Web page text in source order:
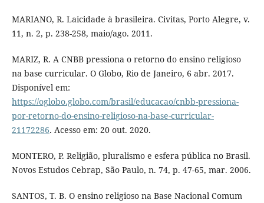
MARIANO, R. Laicidade à brasileira. Civitas, Porto Alegre, v.
11, n. 2, p. 238-258, maio/ago. 2011.
MARIZ, R. A CNBB pressiona o retorno do ensino religioso
na base curricular. O Globo, Rio de Janeiro, 6 abr. 2017.
Disponível em:
https://oglobo.globo.com/brasil/educacao/cnbb-pressiona-
por-retorno-do-ensino-religioso-na-base-curricular-
21172286. Acesso em: 20 out. 2020.
MONTERO, P. Religião, pluralismo e esfera pública no Brasil.
Novos Estudos Cebrap, São Paulo, n. 74, p. 47-65, mar. 2006.
SANTOS, T. B. O ensino religioso na Base Nacional Comum